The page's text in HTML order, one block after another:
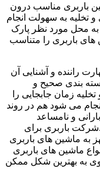
باربری مناسب درون
تخلیه به سهولت انجام
به محل مورد نظر پارک
های باربری را متناسب
راننده و آشنایی آن
بندی صحیح و
زمان جابجایی را
می شود هم در روند
و نامساعد
باربری برای
به ماشین های باربری
ماشین های باربری
به بهترین شکل ممکن